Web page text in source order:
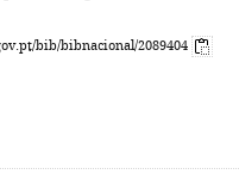
bib/bibnacional/2089404